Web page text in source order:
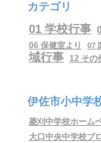
カテゴリ
01 学校行事
06 保健室より 07
域行事 12 その
伊佐市小中学
菱刈中学校ホーム
大口中央中学校ブ